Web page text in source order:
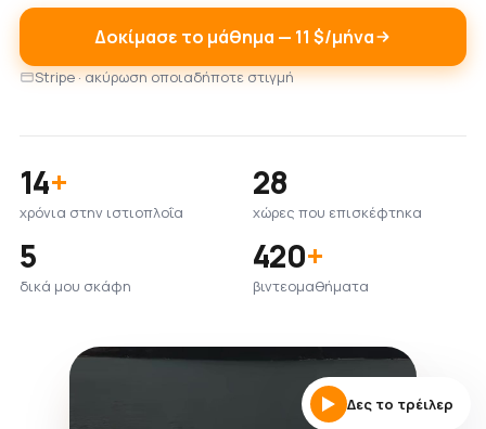
Δοκίμασε το μάθημα — 11 $/μήνα
Stripe · ακύρωση οποιαδήποτε στιγμή
14+
χρόνια στην ιστιοπλοΐα
28
χώρες που επισκέφτηκα
5
δικά μου σκάφη
420+
βιντεομαθήματα
Δες το τρέιλερ